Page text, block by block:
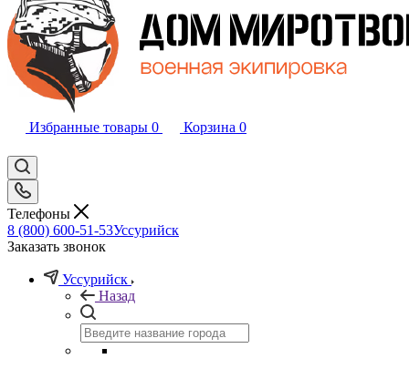
Избранные товары 0 Корзина 0
Телефоны
8 (800) 600-51-53Уссурийск
Заказать звонок
Уссурийск
Назад